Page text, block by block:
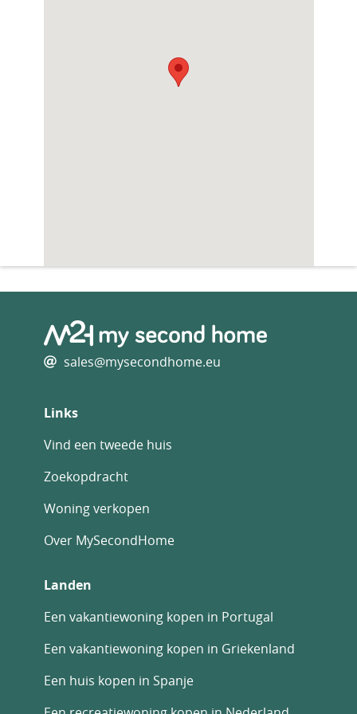
sales@mysecondhome.eu
Links
Vind een tweede huis
Zoekopdracht
Woning verkopen
Over MySecondHome
Landen
Een vakantiewoning kopen in Portugal
Een vakantiewoning kopen in Griekenland
Een huis kopen in Spanje